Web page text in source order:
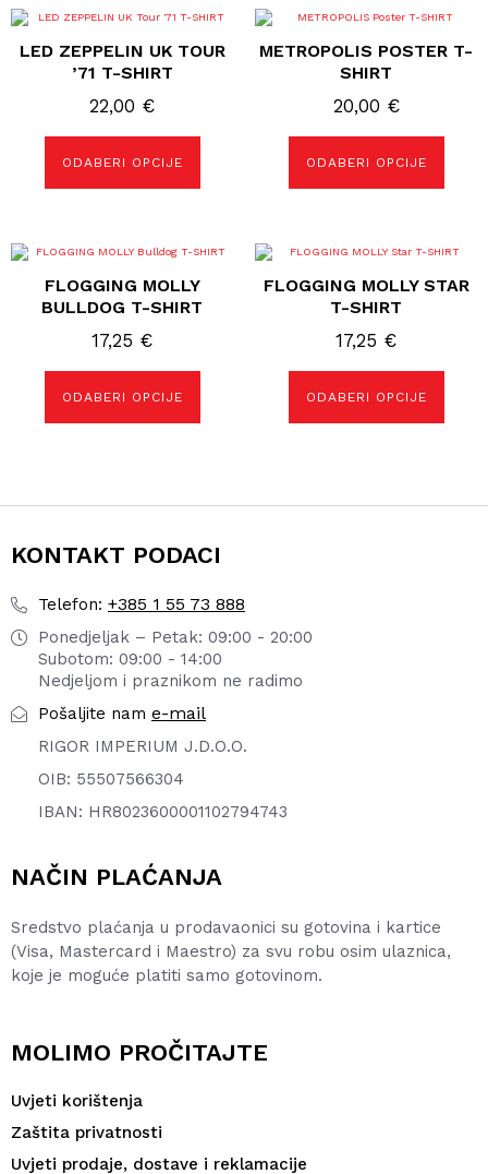
LED ZEPPELIN UK TOUR
’71 T-SHIRT
22,00 €
ODABERI OPCIJE
Ovaj
ima
varijanti.
Opcije
se
na
METROPOLIS POSTER T-
SHIRT
20,00 €
ODABERI OPCIJE
Ovaj
ima
varijanti.
Opcije
se
na
FLOGGING MOLLY
BULLDOG T-SHIRT
17,25 €
ODABERI OPCIJE
Ovaj
ima
varijanti.
Opcije
se
na
FLOGGING MOLLY STAR
T-SHIRT
17,25 €
ODABERI OPCIJE
Ovaj
ima
varijanti.
Opcije
se
na
KONTAKT PODACI
Telefon: +385 1 55 73 888
Ponedjeljak – Petak: 09:00 - 20:00
Subotom: 09:00 - 14:00
Nedjeljom i praznikom ne radimo
Pošaljite nam e-mail
RIGOR IMPERIUM J.D.O.O.
OIB: 55507566304
IBAN: HR8023600001102794743
NAČIN PLAĆANJA
Sredstvo plaćanja u prodavaonici su gotovina i kartice
(Visa, Mastercard i Maestro) za svu robu osim ulaznica,
koje je moguće platiti samo gotovinom.
MOLIMO PROČITAJTE
Uvjeti korištenja
Zaštita privatnosti
Uvjeti prodaje, dostave i reklamacije